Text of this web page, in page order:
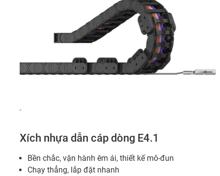
-
Xích nhựa dẫn cáp dòng E4.1
Bền chắc, vận hành êm ái, thiết kế mô-đun
Chạy thẳng, lắp đặt nhanh